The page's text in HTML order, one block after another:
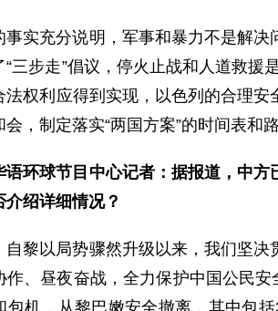
事实充分说明，军事和暴力不是解
“三步走”倡议，停火止战和人道救援
法权利应得到实现，以色列的合理
会，制定落实“两国方案”的时间表
语环球节目中心记者：据报道，中
介绍详细情况？
自黎以局势骤然升级以来，我们坚
作、昼夜奋战，全力保护中国公民
包机，从黎巴嫩安全撤离，其中包